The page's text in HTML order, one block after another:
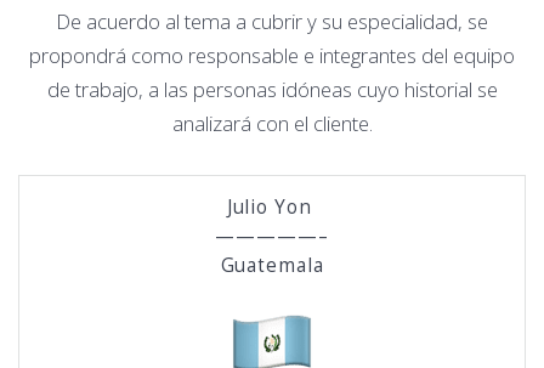
De acuerdo al tema a cubrir y su especialidad, se
propondrá como responsable e integrantes del equipo
de trabajo, a las personas idóneas cuyo historial se
analizará con el cliente.
Julio Yon
—————–
Guatemala